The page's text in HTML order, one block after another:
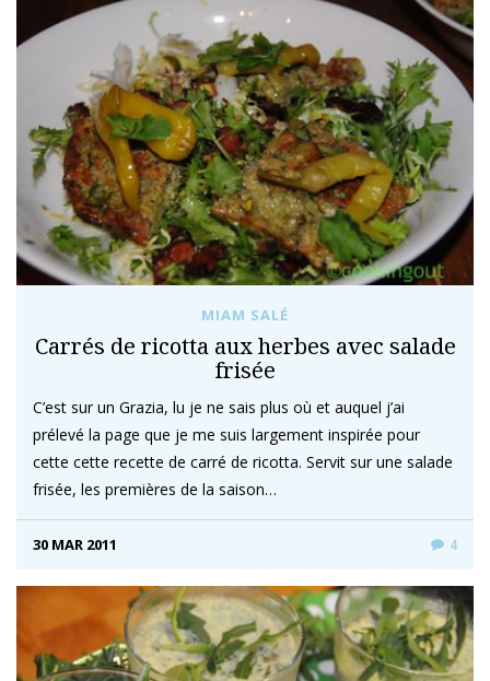
MIAM SALÉ
Carrés de ricotta aux herbes avec salade
frisée
C’est sur un Grazia, lu je ne sais plus où et auquel j’ai
prélevé la page que je me suis largement inspirée pour
cette cette recette de carré de ricotta. Servit sur une salade
frisée, les premières de la saison…
30 MAR 2011 4